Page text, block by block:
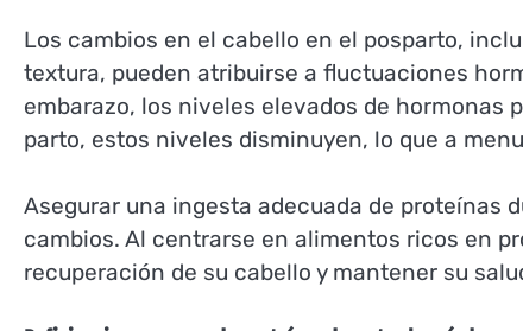
Los cambios en el cabello en el posparto,
textura, pueden atribuirse a fluctuaciones
embarazo, los niveles elevados de hormonas
parto, estos niveles disminuyen, lo que a
Asegurar una ingesta adecuada de proteínas
cambios. Al centrarse en alimentos ricos en
recuperación de su cabello y mantener su